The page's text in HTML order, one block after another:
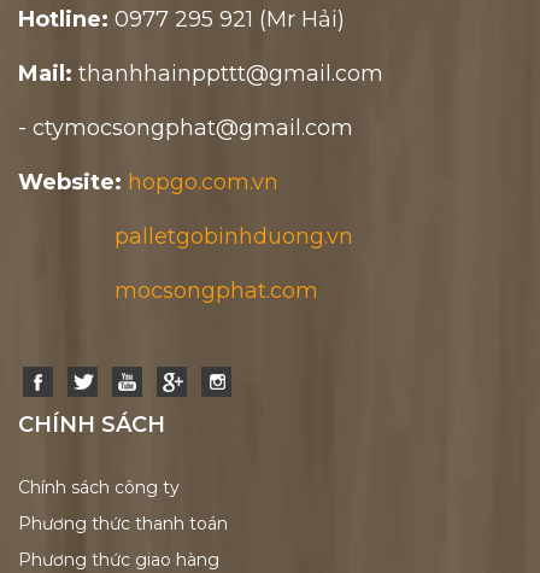
Hotline: 0977 295 921 (Mr Hải)
Mail: thanhhainppttt@gmail.com
- ctymocsongphat@gmail.com
Website: hopgo.com.vn
palletgobinhduong.vn
mocsongphat.com
CHÍNH SÁCH
Chính sách công ty
Phương thức thanh toán
Phương thức giao hàng